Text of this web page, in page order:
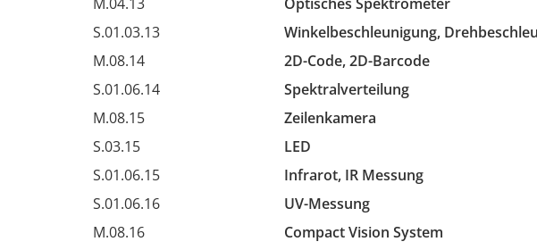
S.01.03.13
Winkelbeschleunigung,
M.08.14
2D-Code, 2D-Barcode
S.01.06.14
Spektralverteilung
M.08.15
Zeilenkamera
S.03.15
LED
S.01.06.15
Infrarot, IR Messung
S.01.06.16
UV-Messung
M.08.16
Compact Vision System